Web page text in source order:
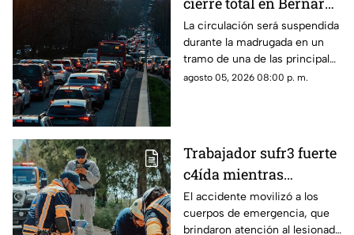
Quintana; este será el
horario
La circulación será suspendida
durante la madrugada en un
tramo de una de las principales
vialidades de Querétaro.
agosto 05, 2026 08:00 p. m.
Trabajador sufr3 fuerte
c4ída mientras
trabajaba en Guadalupe
La Venta
El accidente movilizó a los
cuerpos de emergencia, que
brindaron atención al lesionado